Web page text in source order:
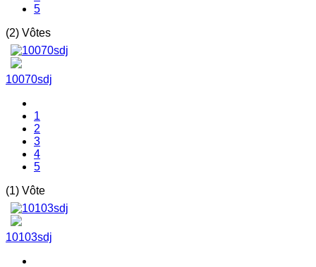
5
(2) Vôtes
10070sdj
1
2
3
4
5
(1) Vôte
10103sdj